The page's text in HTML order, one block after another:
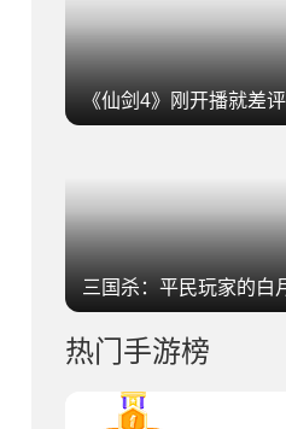
《仙剑4》刚开播就差
三国杀：平民玩家的白
热门手游榜